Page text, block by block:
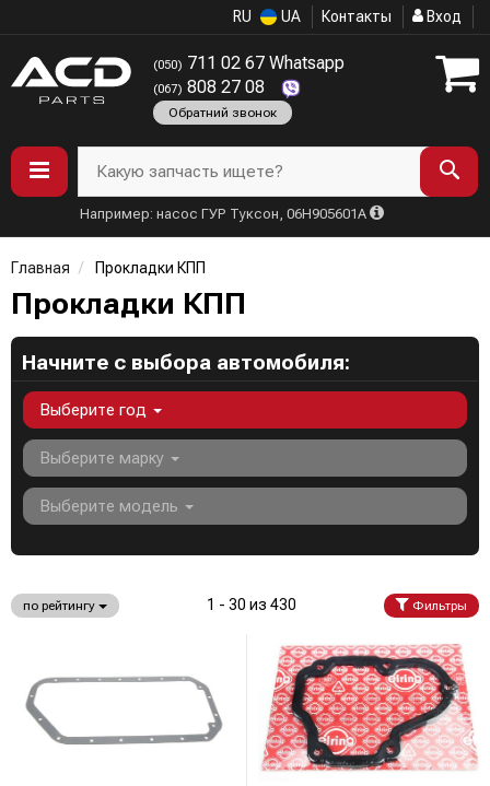
RU UA Контакты Вход
(050) 711 02 67 Whatsapp
(067) 808 27 08
Обратний звонок
Какую запчасть ищете?
Например: насос ГУР Туксон, 06H905601A
Главная Прокладки КПП
Прокладки КПП
Начните с выбора автомобиля:
Выберите год
Выберите марку
Выберите модель
по рейтингу 1 - 30 из 430 Фильтры